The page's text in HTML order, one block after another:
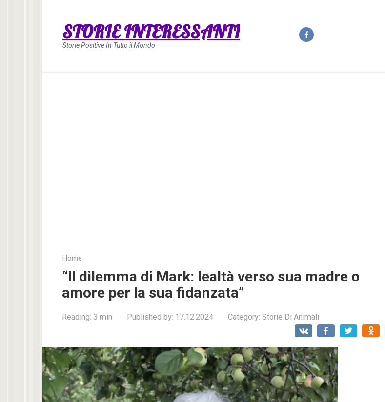
STORIE INTERESSANTI
Storie Positive In Tutto il Mondo
Home
“Il dilemma di Mark: lealtà verso sua madre o
amore per la sua fidanzata”
Reading: 3 min Published by: 17.12.2024 Category: Storie Di Animali